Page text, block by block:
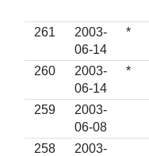
261
2003-
06-14
*
260
2003-
06-14
*
259
2003-
06-08
258
2003-